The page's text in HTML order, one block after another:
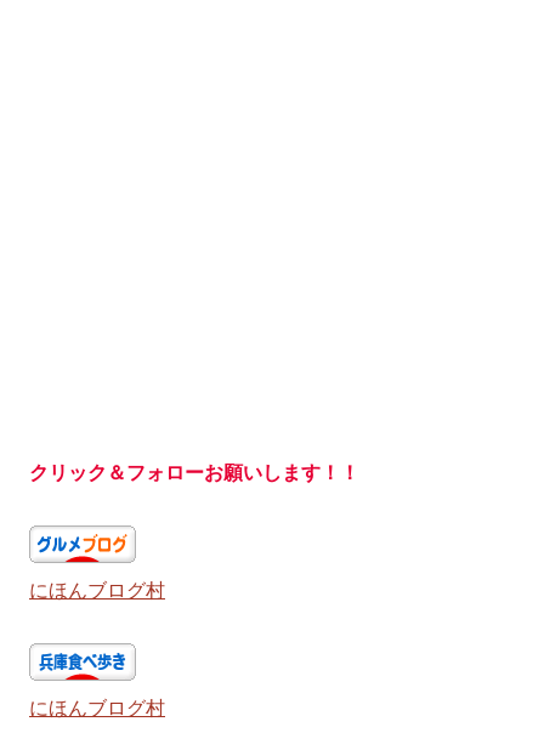
クリック＆フォローお願いします！！
にほんブログ村
にほんブログ村